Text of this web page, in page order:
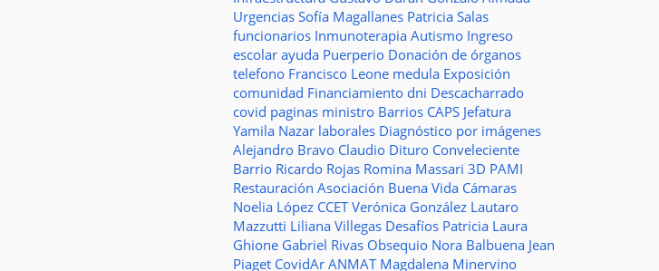
Urgencias Sofía Magallanes Patricia Salas
funcionarios Inmunoterapia Autismo Ingreso
escolar ayuda Puerperio Donación de órganos
telefono Francisco Leone medula Exposición
comunidad Financiamiento dni Descacharrado
covid paginas ministro Barrios CAPS Jefatura
Yamila Nazar laborales Diagnóstico por imágenes
Alejandro Bravo Claudio Dituro Conveleciente
Barrio Ricardo Rojas Romina Massari 3D PAMI
Restauración Asociación Buena Vida Cámaras
Noelia López CCETVerónica González Lautaro
Mazzutti Liliana Villegas Desafíos Patricia Laura
Ghione Gabriel Rivas Obsequio Nora Balbuena Jean
Piaget CovidAr ANMAT Magdalena Minervino